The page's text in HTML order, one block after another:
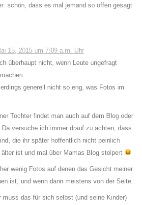
schön, dass es mal jemand so offen gesagt
15, 2015 um 7:09 a.m. Uhr
überhaupt nicht, wenn Leute ungefragt
generell nicht so eng, was Fotos im
Tochter findet man auch auf dem Blog oder
versuche ich immer drauf zu achten, dass
die ihr später hoffentlich nicht peinlich
ist und mal über Mamas Blog stolpert
wenig Fotos auf denen das Gesicht meiner
ist, und wenn dann meistens von der Seite.
muss das für sich selbst (und seine Kinder)